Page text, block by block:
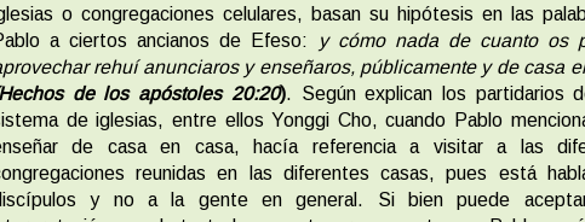
o congregaciones celulares, basan su hipótesis en las
a ciertos ancianos de Efeso:
y cómo nada de cuanto os
rehuí anunciaros y enseñaros, públicamente y de casa
de los apóstoles 20:20). Según explican los partidarios
de iglesias, entre ellos Yonggi Cho, cuando Pablo
de casa en casa, hacía referencia a visitar a las
reunidas en las diferentes casas, pues está
y no a la gente en general. Si bien puede